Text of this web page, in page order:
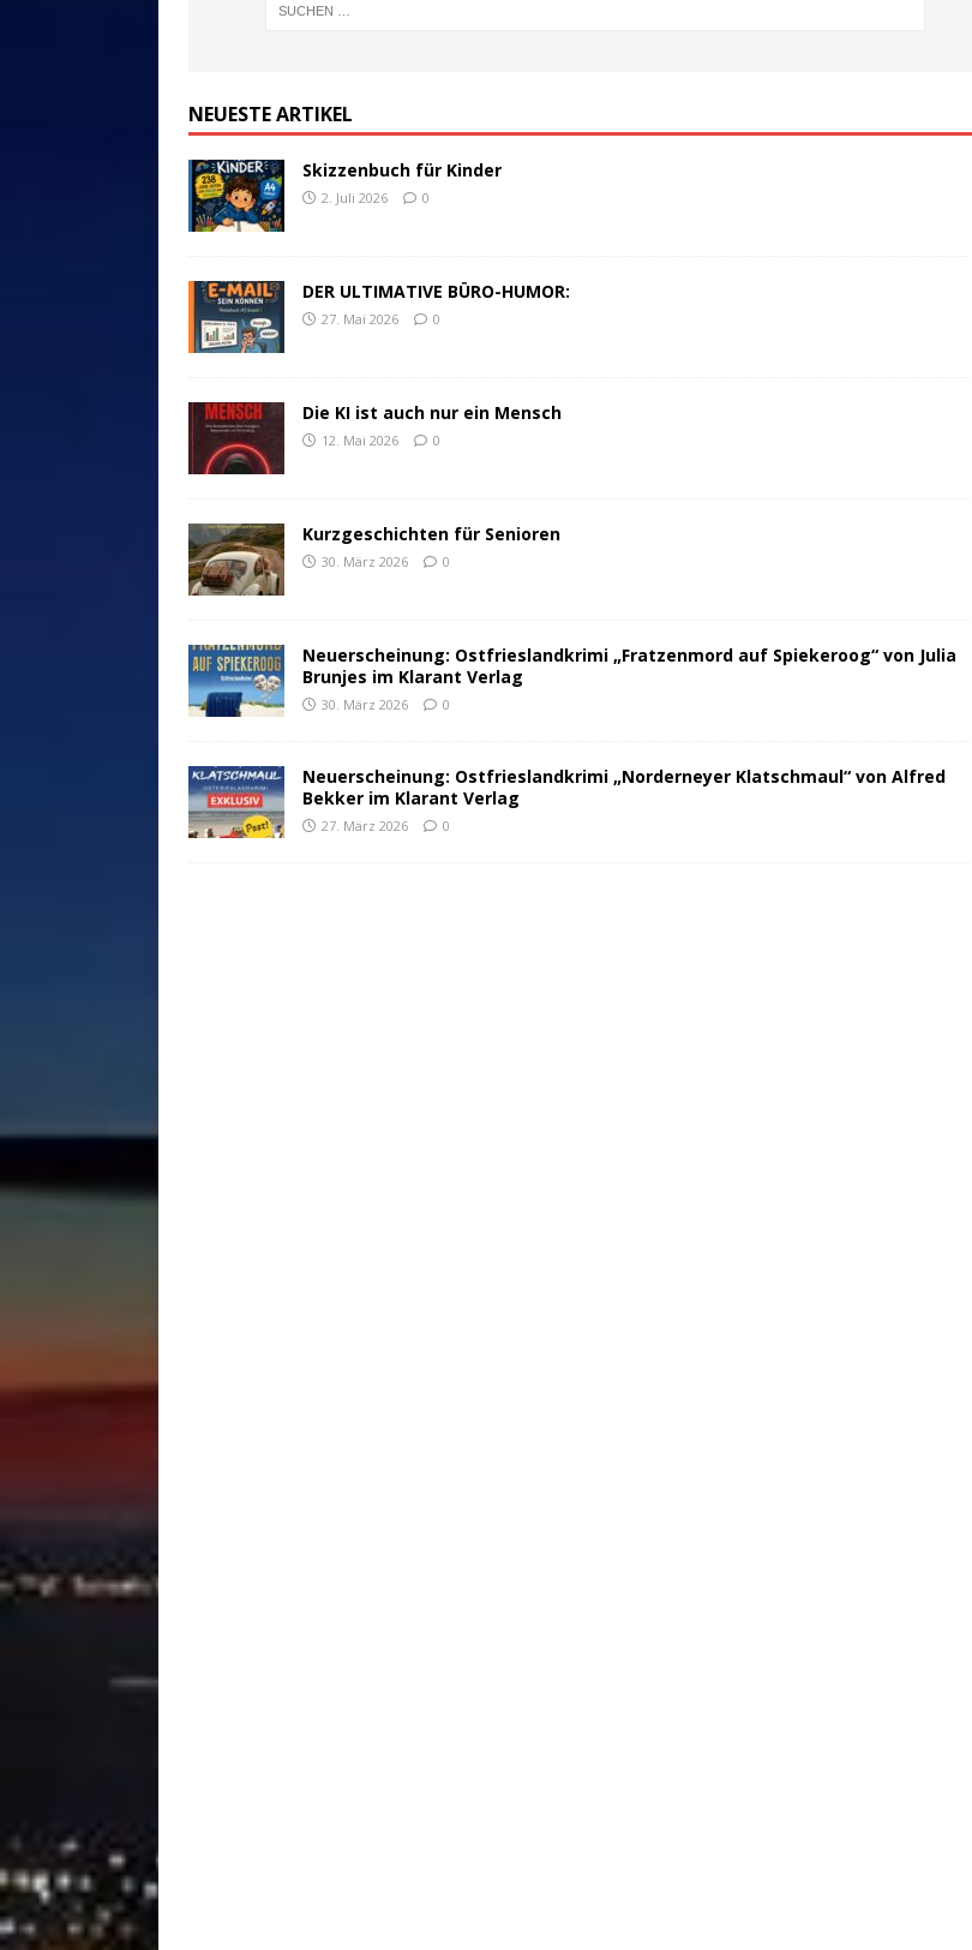
NEUESTE ARTIKEL
Skizzenbuch für Kinder
2. Juli 2026 0
DER ULTIMATIVE BÜRO-HUMOR:
27. Mai 2026 0
Die KI ist auch nur ein Mensch
12. Mai 2026 0
Kurzgeschichten für Senioren
30. März 2026 0
Neuerscheinung: Ostfrieslandkrimi „Fratzenmord auf Spiekeroog“ von Julia
Brunjes im Klarant Verlag
30. März 2026 0
Neuerscheinung: Ostfrieslandkrimi „Norderneyer Klatschmaul“ von Alfred
Bekker im Klarant Verlag
27. März 2026 0